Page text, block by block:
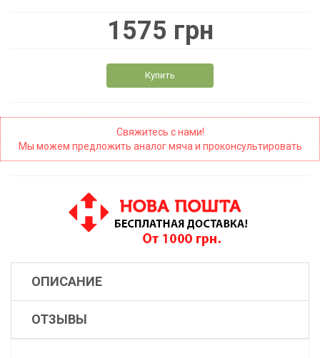
1575 грн
Купить
Свяжитесь с нами!
Мы можем предложить аналог мяча и проконсультировать
ОПИСАНИЕ
ОТЗЫВЫ